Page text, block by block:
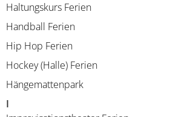
Haltungskurs Ferien
Handball Ferien
Hip Hop Ferien
Hockey (Halle) Ferien
Hängemattenpark
I